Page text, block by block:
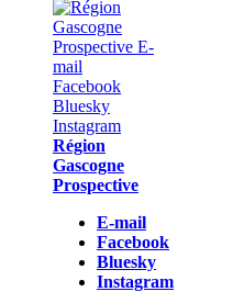
Région
Gascogne
Prospective
E-mail
Facebook
Bluesky
Instagram